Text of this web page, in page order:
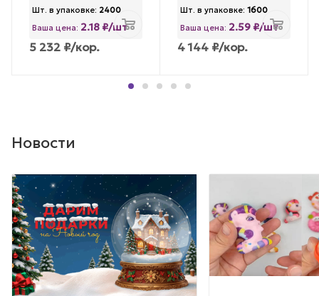
Шт. в упаковке: 2400
Ваша цена: 2.18 ₽/шт
5 232 ₽/кор.
Шт. в упаковке: 1600
Ваша цена: 2.59 ₽/шт
4 144 ₽/кор.
Новости